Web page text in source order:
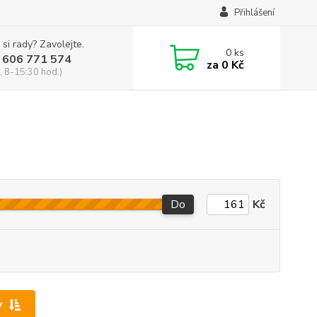
Přihlášení
rady? Zavolejte.
771 574
8-15:30 hod.)
0ks
za 0 Kč
Do Kč